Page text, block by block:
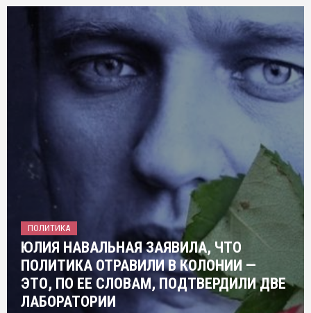
ПОЛИТИКА
ЮЛИЯ НАВАЛЬНАЯ ЗАЯВИЛА, ЧТО
ПОЛИТИКА ОТРАВИЛИ В КОЛОНИИ —
ЭТО, ПО ЕЕ СЛОВАМ, ПОДТВЕРДИЛИ ДВЕ
ЛАБОРАТОРИИ